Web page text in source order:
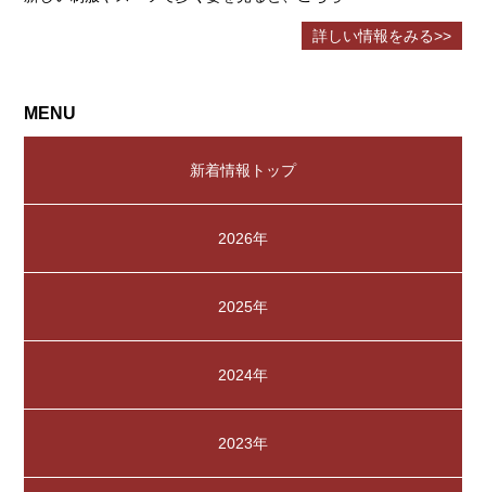
詳しい情報をみる>>
MENU
新着情報トップ
2026年
2025年
2024年
2023年